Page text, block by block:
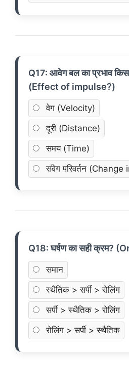
Q17: आवेग बल का प्रभाव
(Effect of impulse?)
वेग (Velocity)
दूरी (Distance)
समय (Time)
संवेग परिवर्तन
Q18: घर्षण का सही क्रम?
समान
स्थैतिक > सर्पी > रोलिंग
सर्पी > स्थैतिक > रोलिंग
रोलिंग > सर्पी > स्थैतिक